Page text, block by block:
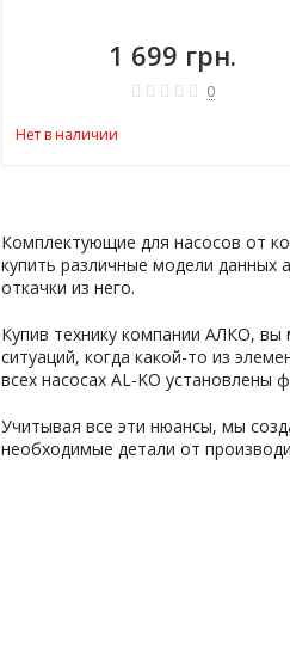
1 699 грн.
0
Нет в наличии
Комплектующие для насосов от
купить различные модели данных
откачки из него.
Купив технику компании АЛКО,
ситуаций, когда какой-то из
всех насосах AL-KO
Учитывая все эти нюансы, мы
необходимые детали от